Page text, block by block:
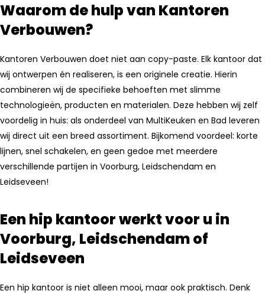
Waarom de hulp van Kantoren
Verbouwen?
Kantoren Verbouwen doet niet aan copy-paste. Elk kantoor dat
wij ontwerpen én realiseren, is een originele creatie. Hierin
combineren wij de specifieke behoeften met slimme
technologieën, producten en materialen. Deze hebben wij zelf
voordelig in huis: als onderdeel van MultiKeuken en Bad leveren
wij direct uit een breed assortiment. Bijkomend voordeel: korte
lijnen, snel schakelen, en geen gedoe met meerdere
verschillende partijen in Voorburg, Leidschendam en
Leidseveen!
Een hip kantoor werkt voor u in
Voorburg, Leidschendam of
Leidseveen
Een hip kantoor is niet alleen mooi, maar ook praktisch. Denk